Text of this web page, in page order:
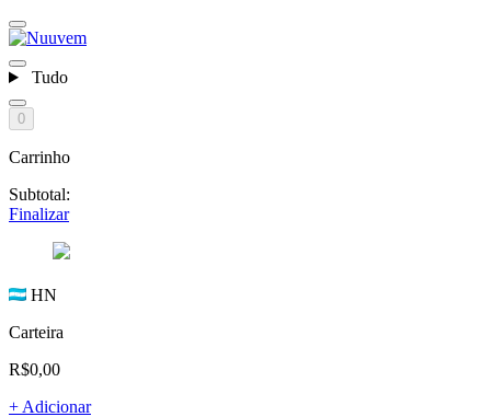
Tudo
0
Carrinho
Subtotal:
Finalizar
HN
Carteira
R$0,00
+ Adicionar